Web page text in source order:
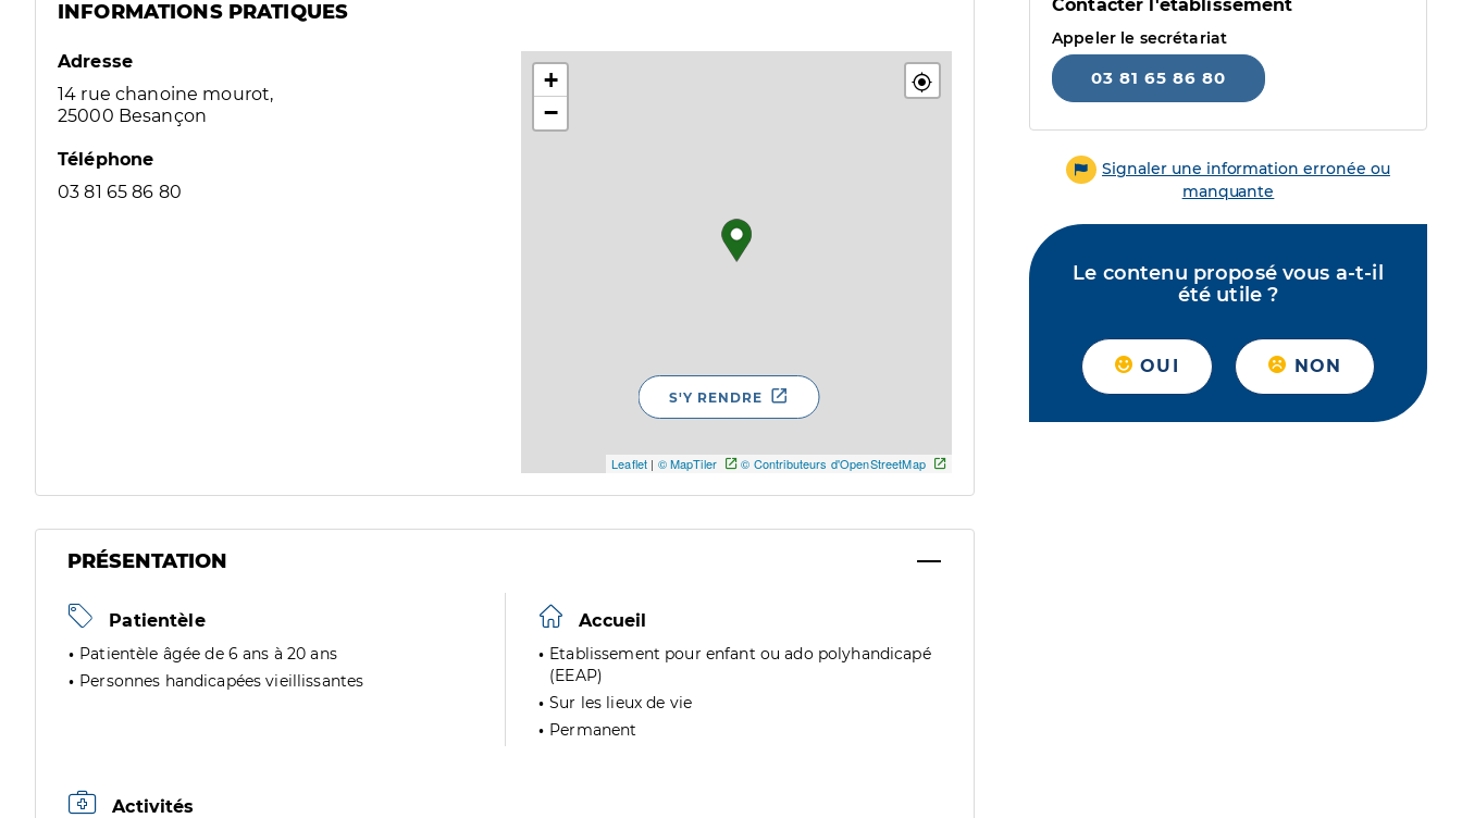
INFORMATIONS PRATIQUES
Adresse
14 rue chanoine mourot,
25000 Besançon
Téléphone
03 81 65 86 80
+
−
Leaflet | © MapTiler © Contributeurs d'OpenStreetMap
S'Y RENDRE
PRÉSENTATION
Patientèle
Patientèle âgée de 6 ans à 20 ans
Personnes handicapées vieillissantes
Accueil
Etablissement pour enfant ou ado polyhandicapé
(EEAP)
Sur les lieux de vie
Permanent
Activités
Contacter l'établissement
Appeler le secrétariat
03 81 65 86 80
Signaler une information erronée ou
manquante
Le contenu proposé vous a-t-il
été utile ?
OUI NON